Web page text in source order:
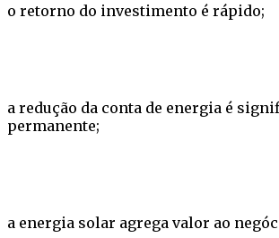
o retorno do investimento é rápido;
a redução da conta de energia é
permanente;
a energia solar agrega valor ao